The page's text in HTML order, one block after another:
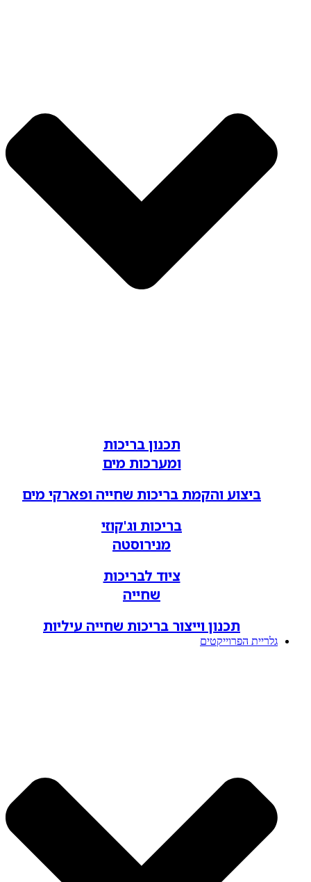
תכנון בריכות
ומערכות מים
ביצוע והקמת בריכות שחייה ופארקי מים
בריכות וג'קוזי
מנירוסטה
ציוד לבריכות
שחייה
תכנון וייצור בריכות שחייה עיליות
גלריית הפרוייקטים